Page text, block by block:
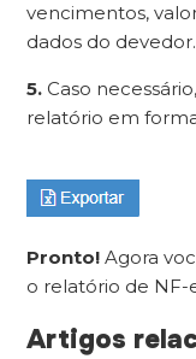
vencimentos,
dados do devedor.
5. Caso
relatório em
Pronto! Agora
o relatório de NF-
Artigos